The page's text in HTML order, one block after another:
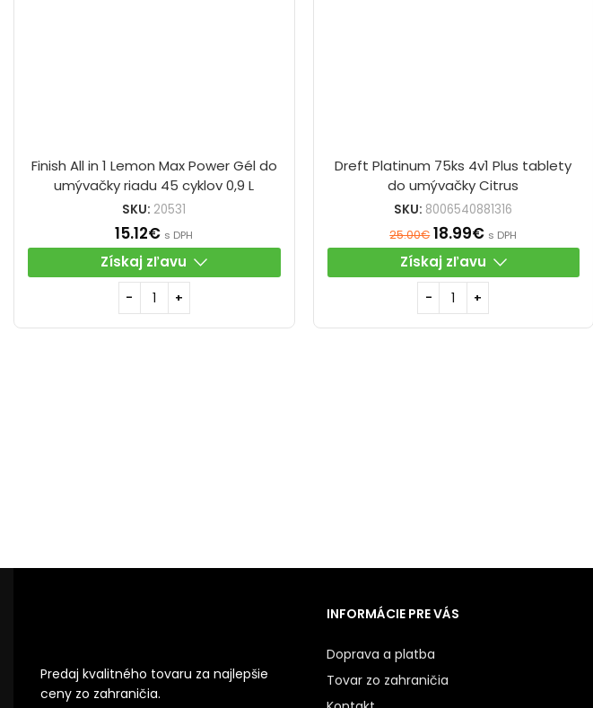
Finish All in 1 Lemon Max Power Gél do
umývačky riadu 45 cyklov 0,9 L
SKU: 20531
15.12€ s DPH
Získaj zľavu
Dreft Platinum 75ks 4v1 Plus tablety
do umývačky Citrus
SKU: 8006540881316
25.00€ 18.99€ s DPH
Získaj zľavu
Predaj kvalitného tovaru za najlepšie
ceny zo zahraničia.
INFORMÁCIE PRE VÁS
Doprava a platba
Tovar zo zahraničia